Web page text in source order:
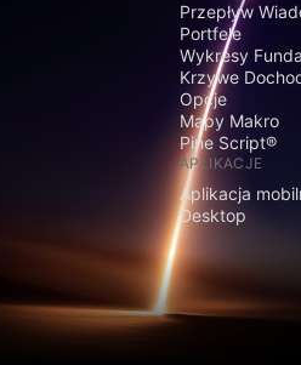
Przepływ
Portfele
Wykresy
Krzywe
Opcje
Mapy Makro
Pine Script®
APLIKACJE
Aplikacja
Desktop